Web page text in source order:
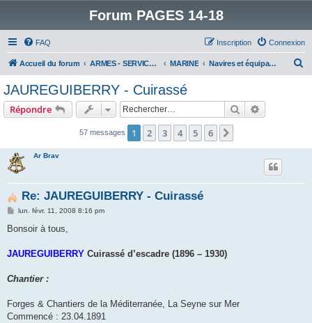
Forum PAGES 14-18
FAQ Connexion
Inscription
Accueil du forum ARMES - SERVICES - UNITES : historiques & discussions MARINE Navires et équipages
JAUREGUIBERRY - Cuirassé
Répondre Rechercher
57 messages 1 2 3 4 5 6
Ar Brav
Re: JAUREGUIBERRY - Cuirassé
M
s
g
lun. févr. 11, 2008 8:16 pm
Bonsoir à tous,
JAUREGUIBERRY Cuirassé d’escadre (1896 – 1930)
Chantier :
Forges & Chantiers de la Méditerranée, La Seyne sur Mer
Commencé : 23.04.1891